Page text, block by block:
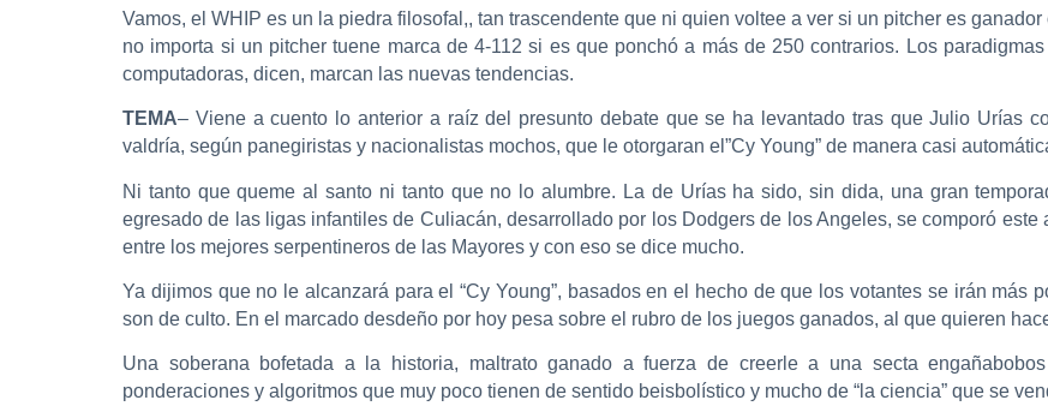
Vamos, el WHIP es un la piedra filosofal,, tan trascendente que ni quien voltee a ver si un pitcher es
no importa si un pitcher tuene marca de 4-112 si es que ponchó a más de 250 contrarios. Los
computadoras, dicen, marcan las nuevas tendencias.
TEMA– Viene a cuento lo anterior a raíz del presunto debate que se ha levantado tras que Julio Urías
valdría, según panegiristas y nacionalistas mochos, que le otorgaran el”Cy Young” de manera casi
Ni tanto que queme al santo ni tanto que no lo alumbre. La de Urías ha sido, sin dida, una gran
egresado de las ligas infantiles de Culiacán, desarrollado por los Dodgers de los Angeles, se comporó
entre los mejores serpentineros de las Mayores y con eso se dice mucho.
Ya dijimos que no le alcanzará para el “Cy Young”, basados en el hecho de que los votantes se irán más
son de culto. En el marcado desdeño por hoy pesa sobre el rubro de los juegos ganados, al que quieren
Una soberana bofetada a la historia, maltrato ganado a fuerza de creerle a una secta
ponderaciones y algoritmos que muy poco tienen de sentido beisbolístico y mucho de “la ciencia” que se